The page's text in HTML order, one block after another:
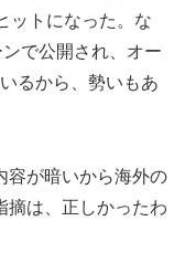
ットになった。な
で公開され、オー
るから、勢いもあ
が暗いから海外の
摘は、正しかったわ